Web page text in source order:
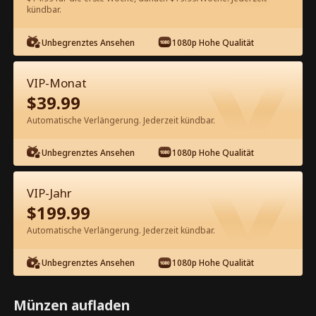
60 Jetzt entsperren
Kostenlos in der App ansehen
Episode 72 - Die Erbin hat ihren
Mann auf die schwarze Liste gesetzt
Kompletter Film
1-50 51-85
72 73 74 75 76
kündbar.
Unbegrenztes Ansehen 1080p Hohe Qualität
VIP-Monat
$39.99
Automatische Verlängerung. Jederzeit kündbar.
Unbegrenztes Ansehen 1080p Hohe Qualität
VIP-Jahr
$199.99
Automatische Verlängerung. Jederzeit kündbar.
Unbegrenztes Ansehen 1080p Hohe Qualität
Münzen aufladen